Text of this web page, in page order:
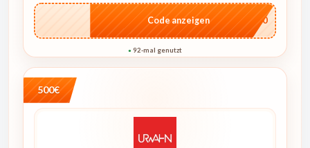
…ME20
Code anzeigen
● 92-mal genutzt
500€